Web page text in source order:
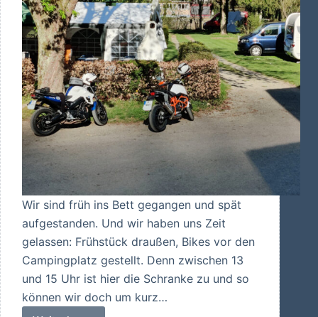
Wir sind früh ins Bett gegangen und spät
aufgestanden. Und wir haben uns Zeit
gelassen: Frühstück draußen, Bikes vor den
Campingplatz gestellt. Denn zwischen 13
und 15 Uhr ist hier die Schranke zu und so
können wir doch um kurz…